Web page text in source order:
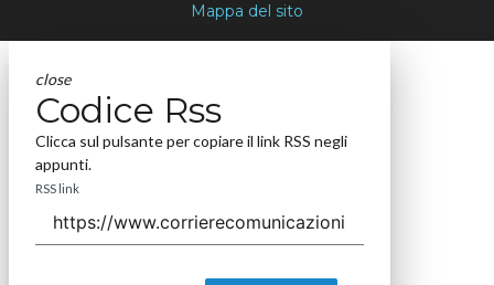
Mappa del sito
close
Codice Rss
Clicca sul pulsante per copiare il link RSS negli
appunti.
RSS link